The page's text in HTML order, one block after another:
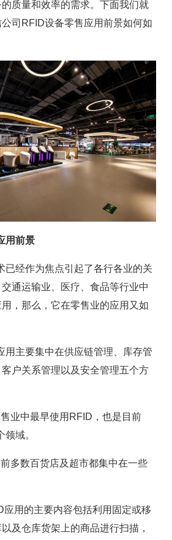
质量和效率的需求。下面我们就
司RFID设备零售应用前景如何如
用前景
经作为焦点引起了各行各业的关
通运输业、医疗、食品等行业中
，那么，它在零售业的应用又如
主要集中在供应链管理、库存管
户关系管理以及安全管理五个方
业中最早使用RFID，也是目前
域。
多数百货店及超市都集中在一些
用的主要内容包括利用固定或移
及仓库货架上的商品进行扫描，